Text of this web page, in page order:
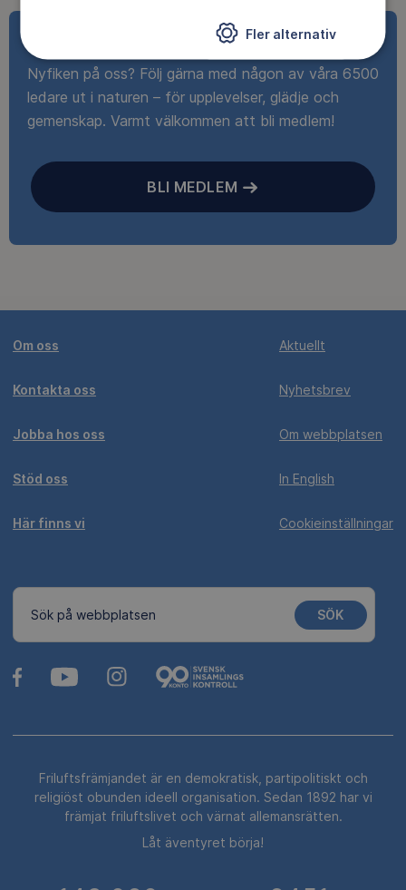
Nyfiken på oss? Följ gärna med någon av våra 6500
ledare ut i naturen – för upplevelser, glädje och
gemenskap. Varmt välkommen att bli medlem!
BLI MEDLEM
Om oss
Kontakta oss
Jobba hos oss
Stöd oss
Här finns vi
Aktuellt
Nyhetsbrev
Om webbplatsen
In English
Cookieinställningar
Sök på webbplatsen SÖK
Friluftsfrämjandet är en demokratisk, partipolitiskt och
religiöst obunden ideell organisation. Sedan 1892 har vi
främjat friluftslivet och värnat allemansrätten.
Låt äventyret börja!
Fler alternativ